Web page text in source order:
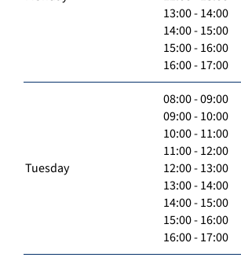
13:00 - 14:00
14:00 - 15:00
15:00 - 16:00
16:00 - 17:00
Tuesday
08:00 - 09:00
09:00 - 10:00
10:00 - 11:00
11:00 - 12:00
12:00 - 13:00
13:00 - 14:00
14:00 - 15:00
15:00 - 16:00
16:00 - 17:00